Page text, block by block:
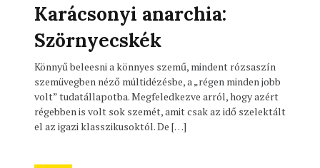
Karácsonyi anarchia:
Szörnyecskék
Könnyű beleesni a könnyes szemű, mindent rózsaszín
szemüvegben néző múltidézésbe, a „régen minden jobb
volt” tudatállapotba. Megfeledkezve arról, hogy azért
régebben is volt sok szemét, amit csak az idő szelektált
el az igazi klasszikusoktól. De […]